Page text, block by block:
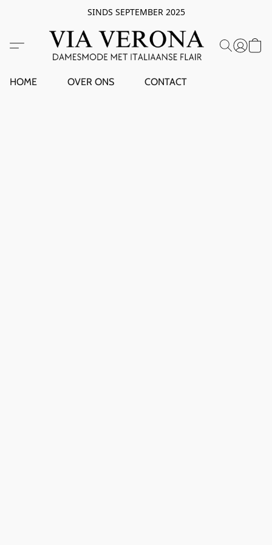
SINDS SEPTEMBER 2025
HOME OVER ONS CONTACT